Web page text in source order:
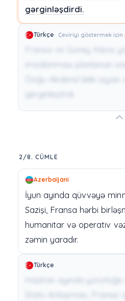
gərginləşdirdi.
Türkçe Çeviriyi göstermek için
Doğu Akdeniz’deki siyasi
gerginleştirdi.
2/8. CÜMLE
Azerbaijani
İyun ayında qüvvəyə
Sazişi, Fransa hərbi
humanitar və operativ
zəmin yaradır.
Türkçe